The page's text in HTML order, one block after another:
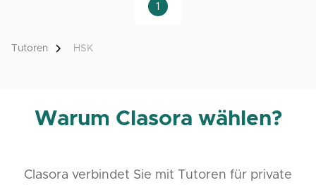
1
Tutoren HSK
Warum Clasora wählen?
Clasora verbindet Sie mit Tutoren für private